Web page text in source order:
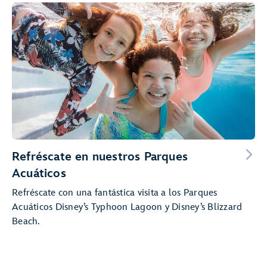
Refréscate en nuestros Parques
Acuáticos
Refréscate con una fantástica visita a los Parques
Acuáticos Disney’s Typhoon Lagoon y Disney’s Blizzard
Beach.